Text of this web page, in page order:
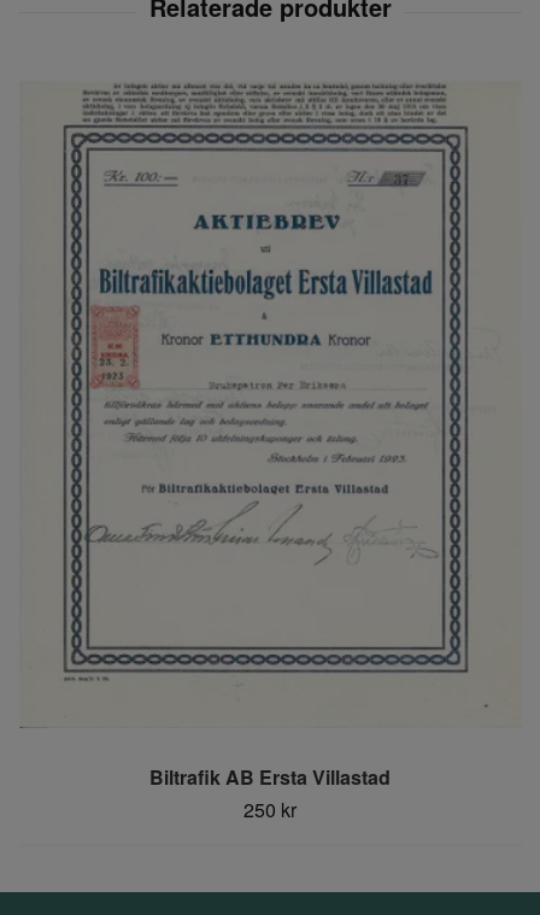
Biltrafik AB Ersta Villastad
250 kr